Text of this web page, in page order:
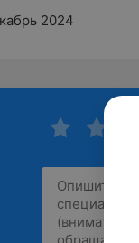
2024